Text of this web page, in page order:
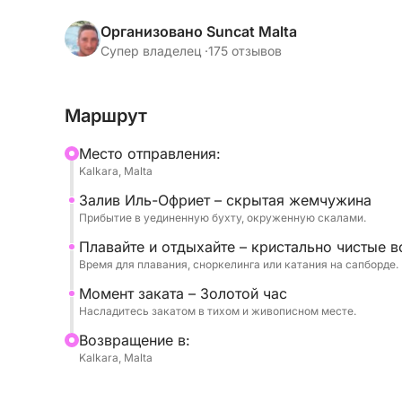
Бухта Иль-Хофриет предлагает более
аутентичным морским отдыхом, идеально
ищет более тихого и уединенного отдыха на
На борту вы найдете все необходимое для
воду, снаряжение для сноркелинга и доски для
Доступно на английском языке.
Идеальный выбор для тех, кто ищет более
зрелище заката на Мальте.
Организовано Suncat Malta
Супер владелец ·175 отзывов
Маршрут
Mесто отправления:
Kalkara, Malta
Залив Иль-Офриет – скрытая жемчужина
Прибытие в уединенную бухту, окруженную скалами.
Плавайте и отдыхайте – кристально чистые
Время для плавания, сноркелинга или катания на сапборде.
Момент заката – Золотой час
Насладитесь закатом в тихом и живописном месте.
Bозвращение в:
Kalkara, Malta